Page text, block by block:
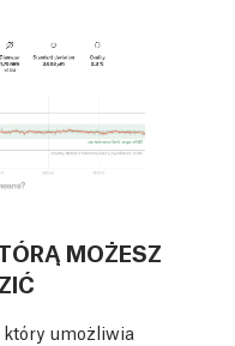
MOŻESZ
który umożliwia